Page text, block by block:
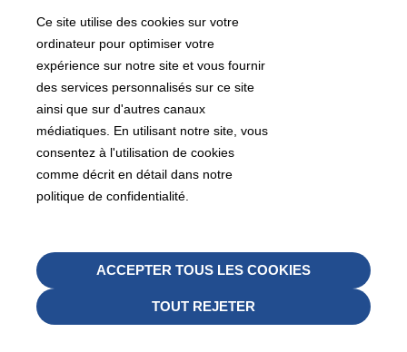
Produit
Caractéristiques des produits
Recherche de produits
Actualités et médias
Ce site utilise des cookies sur votre
ordinateur pour optimiser votre
expérience sur notre site et vous fournir
des services personnalisés sur ce site
ainsi que sur d'autres canaux
médiatiques. En utilisant notre site, vous
consentez à l'utilisation de cookies
comme décrit en détail dans notre
politique de confidentialité.
ACCEPTER TOUS LES COOKIES
Retirer
TOUT REJETER